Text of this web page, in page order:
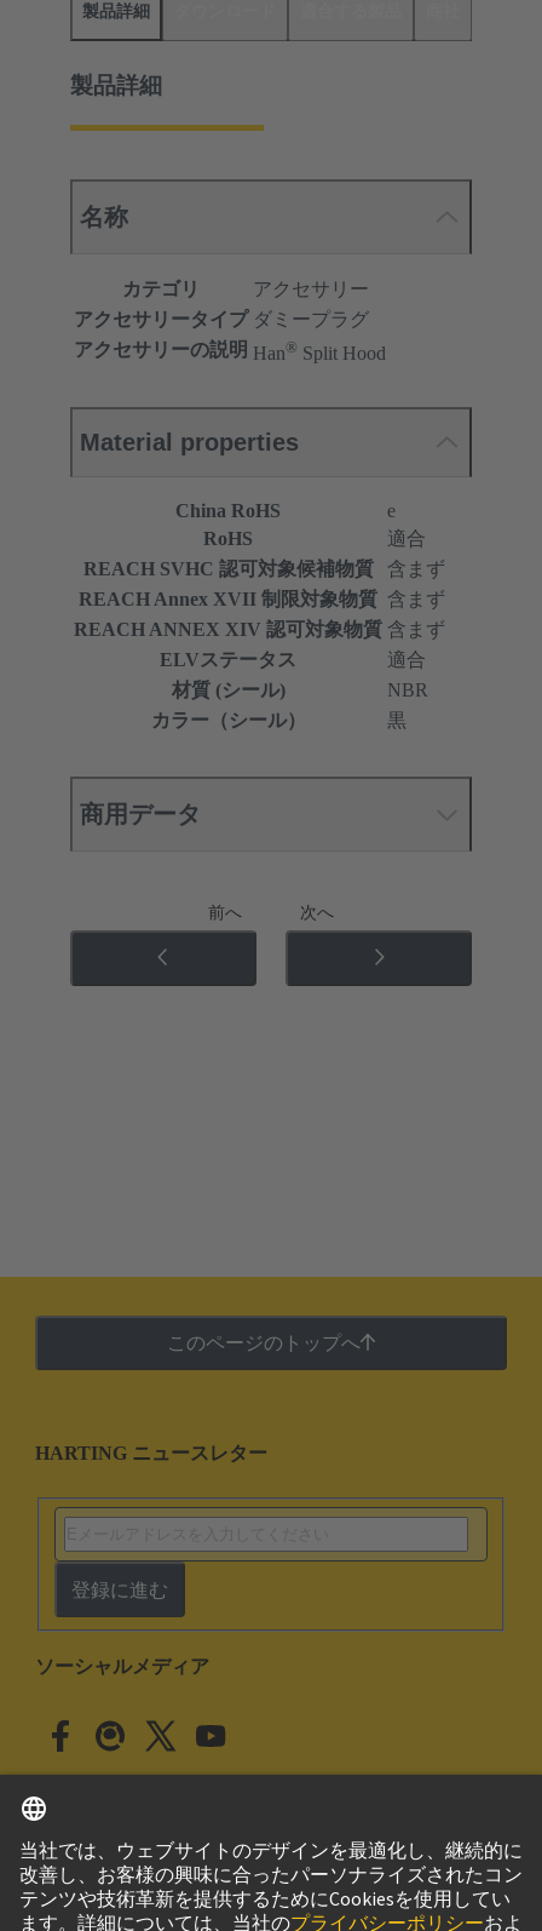
製品詳細
製品詳細
名称
カテゴリ
アクセサリー
アクセサリータイプ ダミープラグ
アクセサリーの説明 Han® Split Hood
Material properties
China RoHS
e
RoHS
適合
REACH SVHC 認可対象候補物質
含まず
REACH Annex XVII 制限対象物質 含まず
REACH ANNEX XIV 認可対象物質 含まず
ELVステータス
適合
材質 (シール)
NBR
カラー（シール）
黒
商用データ
前へ 次へ
このページのトップへ
HARTING ニュースレター
登録に進む
ソーシャルメディア
日本 日本語